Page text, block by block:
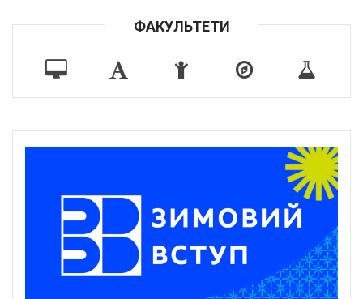
ФАКУЛЬТЕТИ